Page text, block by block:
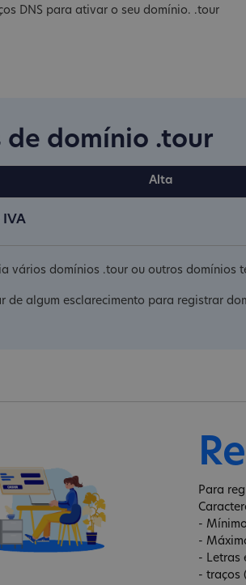
DNS para ativar o seu domínio. .tour
de domínio .tour
Alta
IVA
vários domínios .tour ou outros domínios
de algum esclarecimento para registrar
Para
-
-
- Letras
- traços